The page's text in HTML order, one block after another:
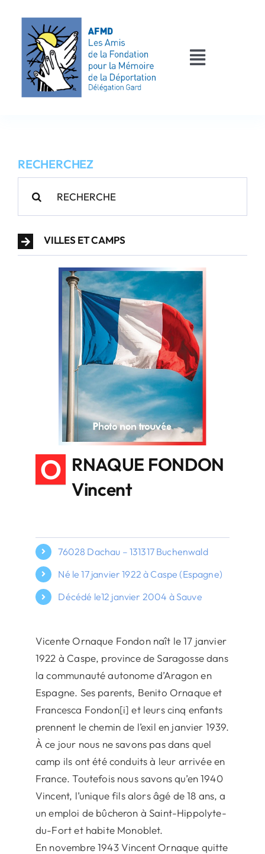
contenu
Toggle
AFMD 30
Les victimes
RECHERCHEZ
VILLES ET CAMPS
O RNAQUE FONDON
Vincent
76028 Dachau – 131317 Buchenwald
Né le 17 janvier 1922 à Caspe (Espagne)
Décédé le12 janvier 2004 à Sauve
Vicente Ornaque Fondon naît le 17 janvier
1922 à Caspe, province de Saragosse dans
la communauté autonome d’Aragon en
Espagne. Ses parents, Benito Ornaque et
Francesca Fondon[i] et leurs cinq enfants
prennent le chemin de l’exil en janvier 1939.
À ce jour nous ne savons pas dans quel
camp ils ont été conduits à leur arrivée en
France. Toutefois nous savons qu’en 1940
Vincent, l’unique fils alors âgé de 18 ans, a
un emploi de bûcheron à Saint-Hippolyte-
du-Fort et habite Monoblet.
En novembre 1943 Vincent Ornaque quitte